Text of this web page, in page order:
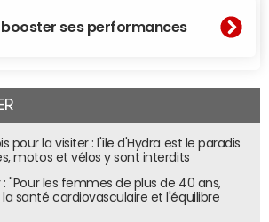
Claire Balva insiste sur
"aux fondateurs et à la manière
Jodet : "A titre personnel, j'investis
La typologie de projets est très
surtout que les gens me plaisent
booster ses performances
pour la visiter : l'île d'Hydra est le paradis
motos et vélos y sont interdits
: "Pour les femmes de plus de 40 ans,
santé cardiovasculaire et l'équilibre